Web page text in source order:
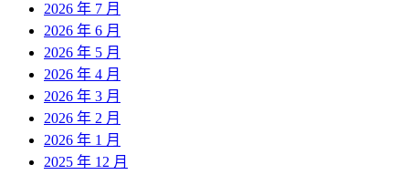
2026 年 7 月
2026 年 6 月
2026 年 5 月
2026 年 4 月
2026 年 3 月
2026 年 2 月
2026 年 1 月
2025 年 12 月